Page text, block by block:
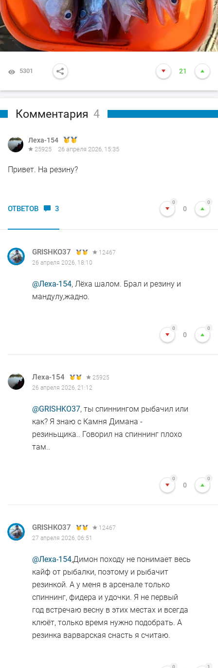
5301 21
Комментария 4
Леха-154
25925 26 апреля 2026, 15:35
Привет. На резину?
ОТВЕТОВ 3
0
0
0
GRISHKO37
12467
26 апреля 2026, 18:10
@Леха-154, Лёха шалом. Брал и резину и
мандулу,жадно.
0
0
0
Леха-154
25925
26 апреля 2026, 21:12
@GRISHKO37, ты спиннингом рыбачил или
как? Я знаю с Камня Димана -
резиньщика.. Говорил на спиннинг плохо
там..
0
0
0
GRISHKO37
12467
27 апреля 2026, 06:51
@Леха-154,Димон походу не понимает весь
кайф от рыбалки, поэтому и рыбачит
резинкой. А у меня в арсенале только
спиннинг, фидера и удочки. Я не первый
год встречаю весну в этих местах и всегда
клюёт, только время нужно подобрать. А
резинка варварская снасть я считаю.
0 1